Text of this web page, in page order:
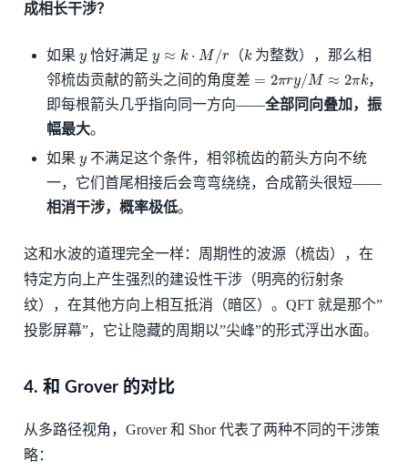
成相长干涉？
如果 恰好满足 M r （k为整数），那么相
邻梳齿贡献的箭头之间的角度差
π M≈2
，
即每根箭头几乎指向同一方向——全部同向叠加，振
幅最大。
如果 不满足这个条件，相邻梳齿的箭头方向不统
一，它们首尾相接后会弯弯绕绕，合成箭头很短——
相消干涉，概率极低。
这和水波的道理完全一样：周期性的波源（梳齿），在
特定方向上产生强烈的建设性干涉（明亮的衍射条
纹），在其他方向上相互抵消（暗区）。QFT 就是那个”
投影屏幕”，它让隐藏的周期以”尖峰”的形式浮出水面。
4. 和 Grover 的对比
从多路径视角，Grover 和 Shor 代表了两种不同的干涉策
略：